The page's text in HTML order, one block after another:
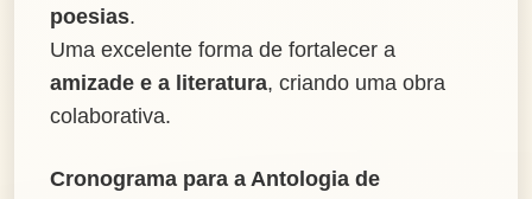
poesias.
Uma excelente forma de fortalecer a
amizade e a literatura, criando uma obra
colaborativa.
Cronograma para a Antologia de